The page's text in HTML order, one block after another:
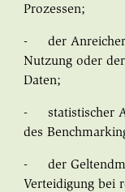
Prozessen;
- der
Nutzung oder
Daten;
- statistischer
des
- der
Verteidigung bei